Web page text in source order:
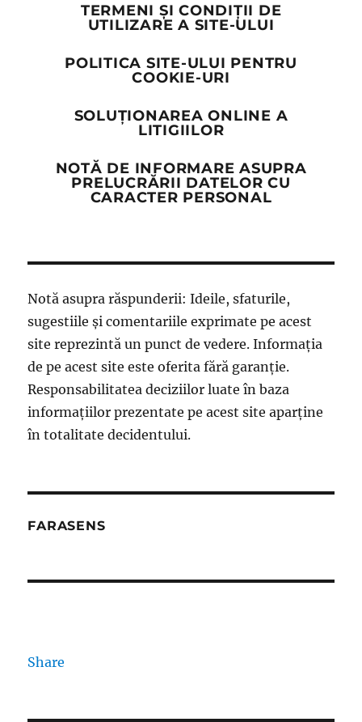
TERMENI ȘI CONDIȚII DE
UTILIZARE A SITE-ULUI
POLITICA SITE-ULUI PENTRU
COOKIE-URI
SOLUȚIONAREA ONLINE A
LITIGIILOR
NOTĂ DE INFORMARE ASUPRA
PRELUCRĂRII DATELOR CU
CARACTER PERSONAL
Notă asupra răspunderii: Ideile, sfaturile,
sugestiile și comentariile exprimate pe acest
site reprezintă un punct de vedere. Informația
de pe acest site este oferita fără garanție.
Responsabilitatea deciziilor luate în baza
informațiilor prezentate pe acest site aparține
în totalitate decidentului.
FARASENS
Share